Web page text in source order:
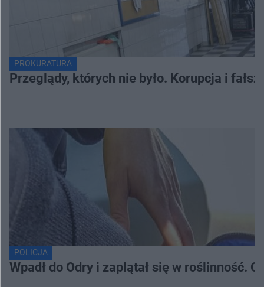
PROKURATURA
Przeglądy, których nie było. Korupcja i
POLICJA
Wpadł do Odry i zaplątał się w roślinność.